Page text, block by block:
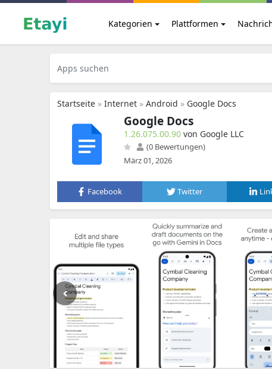
Kategorien Plattformen
Startseite » Internet » Android » Google Docs
Google Docs
1.26.075.00.90 von Google LLC
(0 Bewertungen)
März 01, 2026
Facebook Twitter